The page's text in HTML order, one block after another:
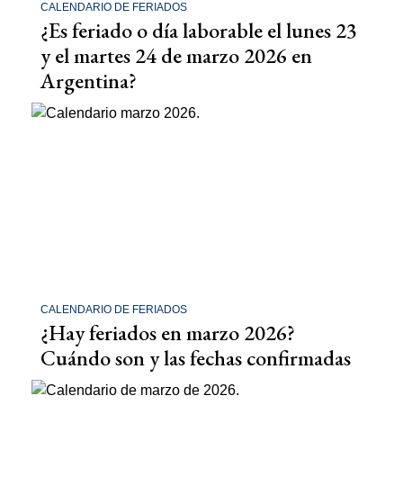
CALENDARIO DE FERIADOS
¿Es feriado o día laborable el lunes 23
y el martes 24 de marzo 2026 en
Argentina?
CALENDARIO DE FERIADOS
¿Hay feriados en marzo 2026?
Cuándo son y las fechas confirmadas